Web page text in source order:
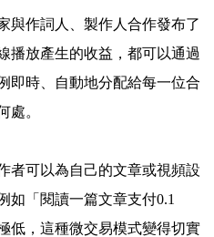
與作詞人、製作人合作發布了
播放產生的收益，都可以通過
即時、自動地分配給每一位合
處。
者可以為自己的文章或視頻設
如「閱讀一篇文章支付0.1
低，這種微交易模式變得切實